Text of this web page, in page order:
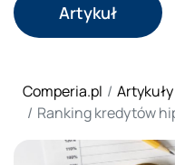
Artykuł
Comperia.pl
Ranking kredytów